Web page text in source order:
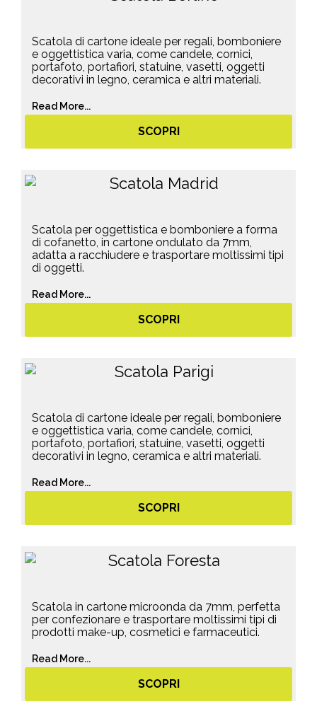
Scatola di cartone ideale per regali, bomboniere
e oggettistica varia, come candele, cornici,
portafoto, portafiori, statuine, vasetti, oggetti
decorativi in legno, ceramica e altri materiali.
Read More...
SCOPRI
Scatola per oggettistica e bomboniere a forma
di cofanetto, in cartone ondulato da 7mm,
adatta a racchiudere e trasportare moltissimi tipi
di oggetti.
Read More...
SCOPRI
Scatola di cartone ideale per regali, bomboniere
e oggettistica varia, come candele, cornici,
portafoto, portafiori, statuine, vasetti, oggetti
decorativi in legno, ceramica e altri materiali.
Read More...
SCOPRI
Scatola in cartone microonda da 7mm, perfetta
per confezionare e trasportare moltissimi tipi di
prodotti make-up, cosmetici e farmaceutici.
Read More...
SCOPRI